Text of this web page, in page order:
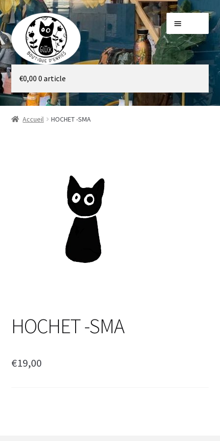
Aller
à
la
navigation
Aller
au
contenu
Galerie
Boutique
€0,00 0 article
Accueil HOCHET -SMA
HOCHET -SMA
€19,00